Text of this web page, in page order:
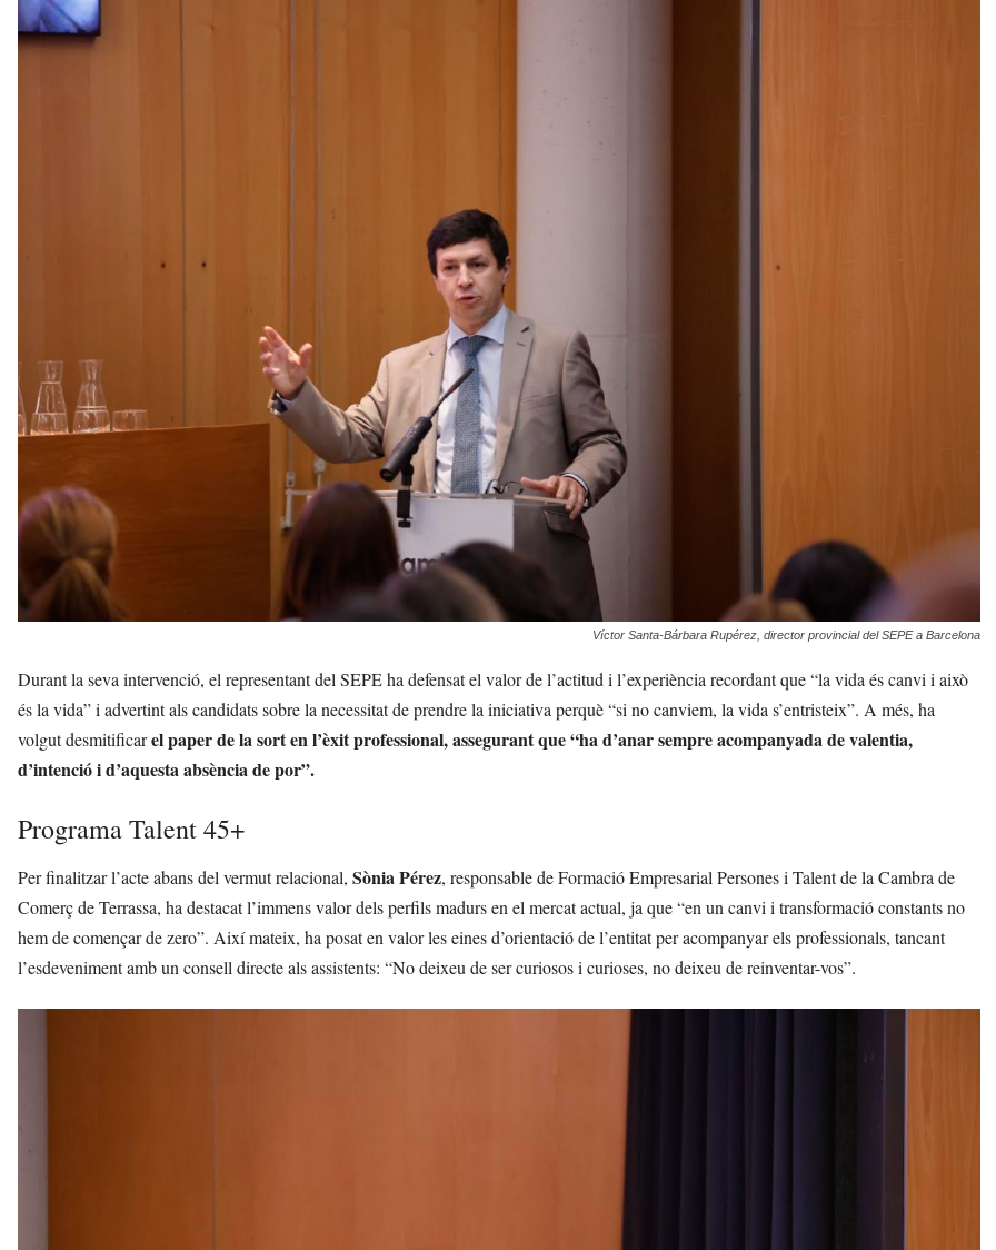
Víctor Santa-Bárbara Rupérez, director provincial del SEPE a Barcelona
Durant la seva intervenció, el representant del SEPE ha defensat el valor de l’actitud i l’experiència recordant que “la vida és canvi i això
és la vida” i advertint als candidats sobre la necessitat de prendre la iniciativa perquè “si no canviem, la vida s’entristeix”. A més, ha
volgut desmitificarel paper de la sort en l’èxit professional, assegurant que “ha d’anar sempre acompanyada de valentia,
d’intenció i d’aquesta absència de por”.
Programa Talent 45+
Per finalitzar l’acte abans del vermut relacional, Sònia Pérez, responsable de Formació Empresarial Persones i Talent de la Cambra de
Comerç de Terrassa, ha destacat l’immens valor dels perfils madurs en el mercat actual, ja que “en un canvi i transformació constants no
hem de començar de zero”. Així mateix, ha posat en valor les eines d’orientació de l’entitat per acompanyar els professionals, tancant
l’esdeveniment amb un consell directe als assistents: “No deixeu de ser curiosos i curioses, no deixeu de reinventar-vos”.